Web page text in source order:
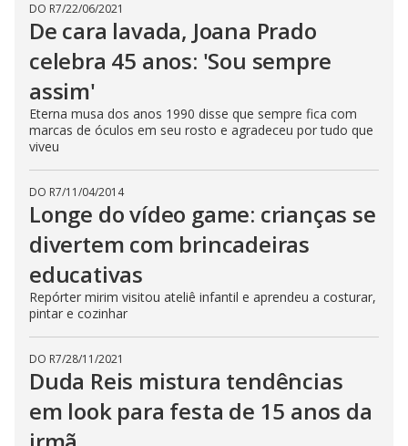
DO R7/22/06/2021
De cara lavada, Joana Prado
celebra 45 anos: 'Sou sempre
assim'
Eterna musa dos anos 1990 disse que sempre fica com
marcas de óculos em seu rosto e agradeceu por tudo que
viveu
DO R7/11/04/2014
Longe do vídeo game: crianças se
divertem com brincadeiras
educativas
Repórter mirim visitou ateliê infantil e aprendeu a costurar,
pintar e cozinhar
DO R7/28/11/2021
Duda Reis mistura tendências
em look para festa de 15 anos da